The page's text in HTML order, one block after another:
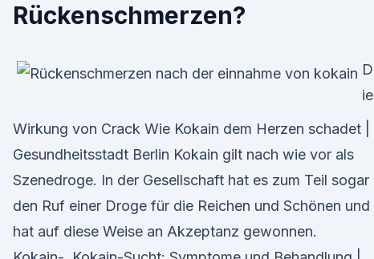
Rückenschmerzen?
D
ie
Wirkung von Crack Wie Kokain dem Herzen schadet |
Gesundheitsstadt Berlin Kokain gilt nach wie vor als
Szenedroge. In der Gesellschaft hat es zum Teil sogar
den Ruf einer Droge für die Reichen und Schönen und
hat auf diese Weise an Akzeptanz gewonnen.